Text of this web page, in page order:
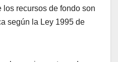
los recursos de fondo son
según la Ley 1995 de